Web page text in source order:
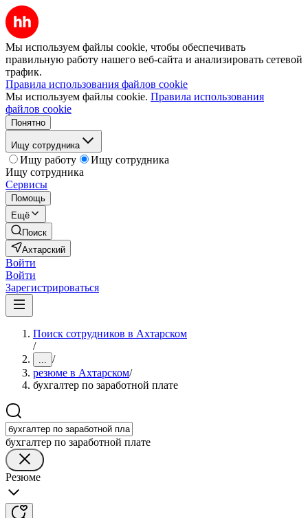
Мы используем файлы cookie, чтобы обеспечивать
правильную работу нашего веб-сайта и анализировать сетевой
трафик.
Правила использования файлов cookie
Мы используем файлы cookie. Правила использования
файлов cookie
Понятно
Ищу сотрудника
Ищу работу
Ищу сотрудника
Ищу сотрудника
Сервисы
Помощь
Ещё
Поиск
Ахтарский
Войти
Войти
Зарегистрироваться
Поиск сотрудников в Ахтарском
/
... /
резюме в Ахтарском/
бухгалтер по заработной плате
бухгалтер по заработной плате
Резюме